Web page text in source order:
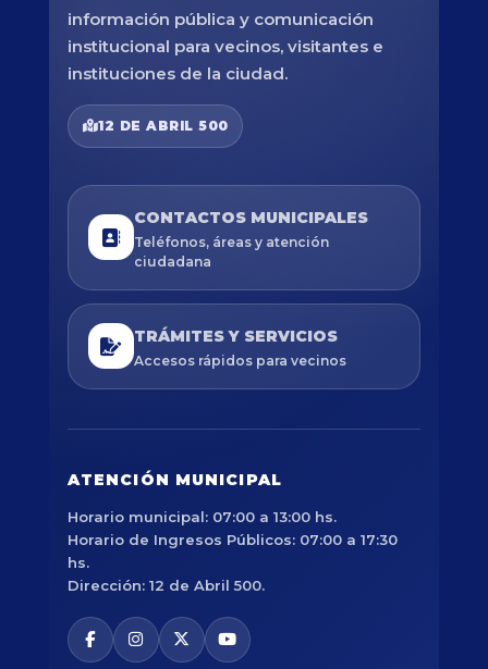
información pública y comunicación
institucional para vecinos, visitantes e
instituciones de la ciudad.
12 DE ABRIL 500
CONTACTOS MUNICIPALES
Teléfonos, áreas y atención
ciudadana
TRÁMITES Y SERVICIOS
Accesos rápidos para vecinos
ATENCIÓN MUNICIPAL
Horario municipal: 07:00 a 13:00 hs.
Horario de Ingresos Públicos: 07:00 a 17:30
hs.
Dirección: 12 de Abril 500.